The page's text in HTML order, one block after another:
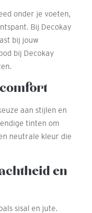
onder je voeten,
Bij Decokay
bij jouw
bij Decokay
aan stijlen en
tinten om
neutrale kleur die
en
sisal en jute.